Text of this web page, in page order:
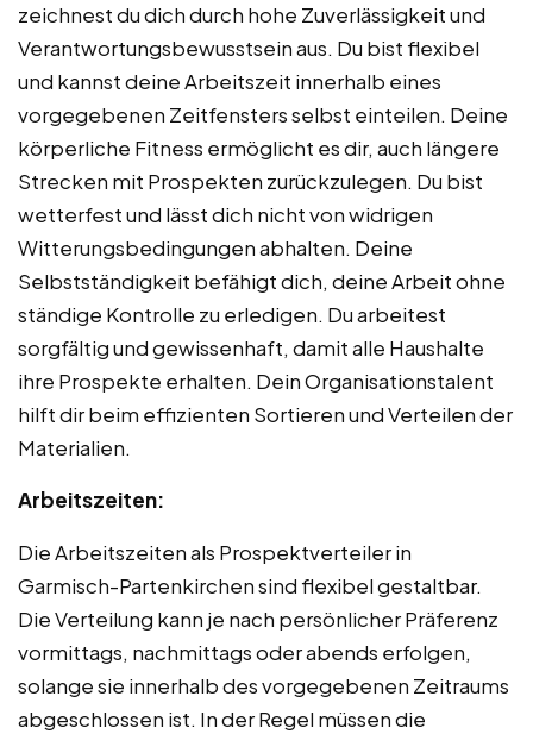
zeichnest du dich durch hohe Zuverlässigkeit und
Verantwortungsbewusstsein aus. Du bist flexibel
und kannst deine Arbeitszeit innerhalb eines
vorgegebenen Zeitfensters selbst einteilen. Deine
körperliche Fitness ermöglicht es dir, auch längere
Strecken mit Prospekten zurückzulegen. Du bist
wetterfest und lässt dich nicht von widrigen
Witterungsbedingungen abhalten. Deine
Selbstständigkeit befähigt dich, deine Arbeit ohne
ständige Kontrolle zu erledigen. Du arbeitest
sorgfältig und gewissenhaft, damit alle Haushalte
ihre Prospekte erhalten. Dein Organisationstalent
hilft dir beim effizienten Sortieren und Verteilen der
Materialien.
Arbeitszeiten:
Die Arbeitszeiten als Prospektverteiler in
Garmisch-Partenkirchen sind flexibel gestaltbar.
Die Verteilung kann je nach persönlicher Präferenz
vormittags, nachmittags oder abends erfolgen,
solange sie innerhalb des vorgegebenen Zeitraums
abgeschlossen ist. In der Regel müssen die